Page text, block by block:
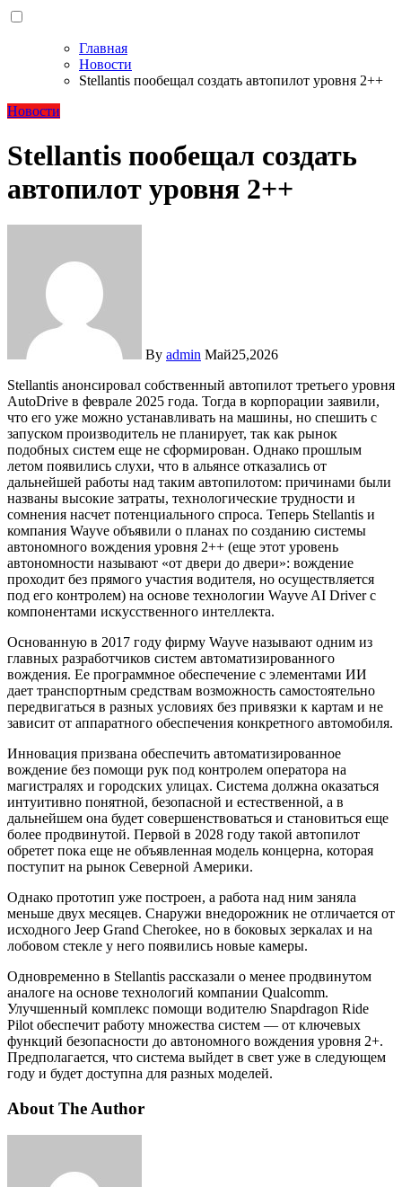
Главная
Новости
Stellantis пообещал создать автопилот уровня 2++
Новости
Stellantis пообещал создать
автопилот уровня 2++
By admin Май25,2026
Stellantis анонсировал собственный автопилот третьего уровня
AutoDrive в феврале 2025 года. Тогда в корпорации заявили,
что его уже можно устанавливать на машины, но спешить с
запуском производитель не планирует, так как рынок
подобных систем еще не сформирован. Однако прошлым
летом появились слухи, что в альянсе отказались от
дальнейшей работы над таким автопилотом: причинами были
названы высокие затраты, технологические трудности и
сомнения насчет потенциального спроса. Теперь Stellantis и
компания Wayve объявили о планах по созданию системы
автономного вождения уровня 2++ (еще этот уровень
автономности называют «от двери до двери»: вождение
проходит без прямого участия водителя, но осуществляется
под его контролем) на основе технологии Wayve AI Driver с
компонентами искусственного интеллекта.
Основанную в 2017 году фирму Wayve называют одним из
главных разработчиков систем автоматизированного
вождения. Ее программное обеспечение с элементами ИИ
дает транспортным средствам возможность самостоятельно
передвигаться в разных условиях без привязки к картам и не
зависит от аппаратного обеспечения конкретного автомобиля.
Инновация призвана обеспечить автоматизированное
вождение без помощи рук под контролем оператора на
магистралях и городских улицах. Система должна оказаться
интуитивно понятной, безопасной и естественной, а в
дальнейшем она будет совершенствоваться и становиться еще
более продвинутой. Первой в 2028 году такой автопилот
обретет пока еще не объявленная модель концерна, которая
поступит на рынок Северной Америки.
Однако прототип уже построен, а работа над ним заняла
меньше двух месяцев. Снаружи внедорожник не отличается от
исходного Jeep Grand Cherokee, но в боковых зеркалах и на
лобовом стекле у него появились новые камеры.
Одновременно в Stellantis рассказали о менее продвинутом
аналоге на основе технологий компании Qualcomm.
Улучшенный комплекс помощи водителю Snapdragon Ride
Pilot обеспечит работу множества систем — от ключевых
функций безопасности до автономного вождения уровня 2+.
Предполагается, что система выйдет в свет уже в следующем
году и будет доступна для разных моделей.
About The Author